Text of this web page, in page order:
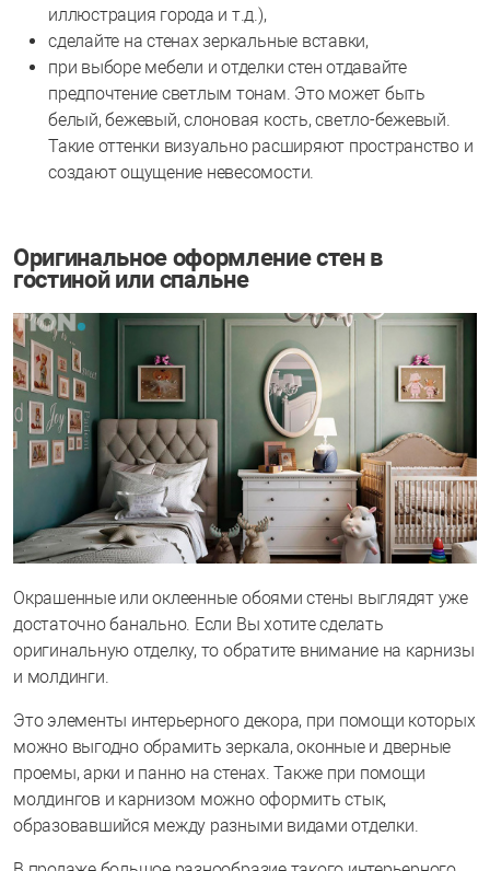
иллюстрация города и т.д.),
сделайте на стенах зеркальные вставки,
при выборе мебели и отделки стен отдавайте
предпочтение светлым тонам. Это может быть
белый, бежевый, слоновая кость, светло-бежевый.
Такие оттенки визуально расширяют пространство и
создают ощущение невесомости.
Оригинальное оформление стен в
гостиной или спальне
Окрашенные или оклеенные обоями стены выглядят уже
достаточно банально. Если Вы хотите сделать
оригинальную отделку, то обратите внимание на карнизы
и молдинги.
Это элементы интерьерного декора, при помощи которых
можно выгодно обрамить зеркала, оконные и дверные
проемы, арки и панно на стенах. Также при помощи
молдингов и карнизом можно оформить стык,
образовавшийся между разными видами отделки.